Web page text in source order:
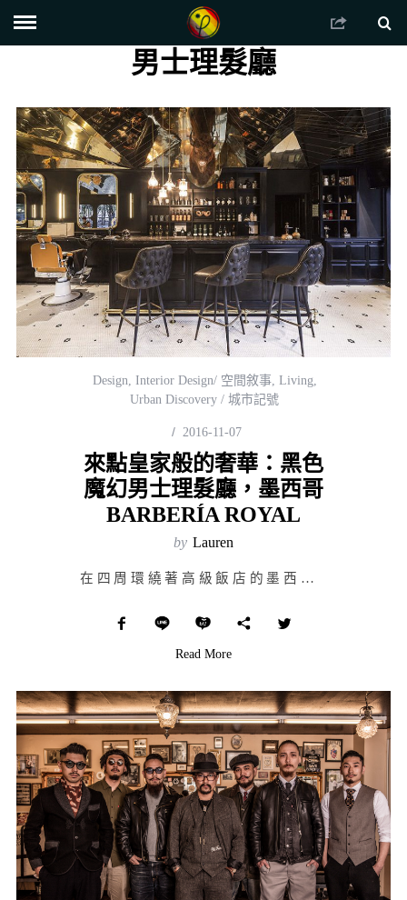
男士理髮廳
Design Interior Design/ 空間敘事, Living
Urban Discovery / 城市記號
2016-11-07
來點皇家般的奢華：黑色
魔幻男士理髮廳，墨西哥
BARBERÍA ROYAL
by Lauren
在四周環繞著高級飯店的墨西哥城中心，鄰近一座世上最大都市公園，有個低調卻耀眼的存在座落城市一隅，提供…
Read More